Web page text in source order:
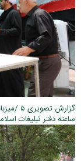
ساعته دفتر تبلیغات